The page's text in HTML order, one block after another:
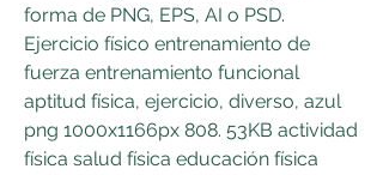
forma de PNG, EPS, AI o PSD.
Ejercicio físico entrenamiento de
fuerza entrenamiento funcional
aptitud física, ejercicio, diverso, azul
png 1000x1166px 808. 53KB actividad
física salud física educación física